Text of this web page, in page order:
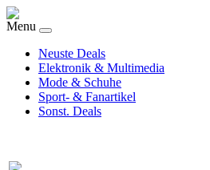
Menu
Neuste Deals
Elektronik & Multimedia
Mode & Schuhe
Sport- & Fanartikel
Sonst. Deals